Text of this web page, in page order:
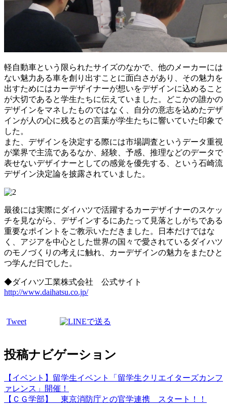
軽自動車という限られたサイズのなかで、他のメーカーには
ない魅力ある車を創り出すことに面白さがあり、その魅力を
出すためにはカーデザイナーが想いをデザインに込めること
が大切であると学生たちに伝えていました。どこかの誰かの
デザインをマネしたものではなく、自分の意志を込めたデザ
インが人の心に残るとの言葉が学生たちに響いていた印象で
した。
また、デザインを決定する際には市場調査というデータ重視
が業界で主流であるなか、経験、予感、推理などのデータで
表せないデザイナーとしての感覚を優先する、という石崎流
デザイン決定論を披露されていました。
最後には実際にダイハツで活躍するカーデザイナーのスケッ
チを見ながら、デザインするにあたって見落としがちである
重要なポイントをご教示いただきました。日本だけではな
く、アジアを中心とした世界の国々で愛されているダイハツ
のモノづくりの考えに触れ、カーデザインの魅力をまたひと
つ学んだ日でした。
◆ダイハツ工業株式会社 公式サイト
http://www.daihatsu.co.jp/
Tweet
投稿ナビゲーション
【イベント】留学生イベント「留学生クリエイターズカンフ
ァレンス」開催！
【ＣＧ学部】 東京消防庁との官学連携 スタート！！